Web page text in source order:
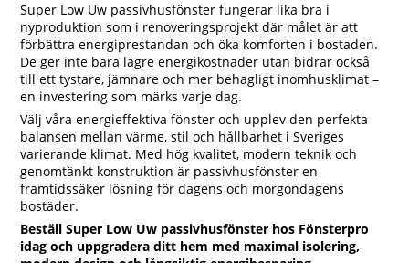
Super Low Uw passivhusfönster fungerar lika bra i
nyproduktion som i renoveringsprojekt där målet är att
förbättra energiprestandan och öka komforten i bostaden.
De ger inte bara lägre energikostnader utan bidrar också
till ett tystare, jämnare och mer behagligt inomhusklimat –
en investering som märks varje dag.
Välj våra energieffektiva fönster och upplev den perfekta
balansen mellan värme, stil och hållbarhet i Sveriges
varierande klimat. Med hög kvalitet, modern teknik och
genomtänkt konstruktion är passivhusfönster en
framtidssäker lösning för dagens och morgondagens
bostäder.
Beställ Super Low Uw passivhusfönster hos Fönsterpro
idag och uppgradera ditt hem med maximal isolering,